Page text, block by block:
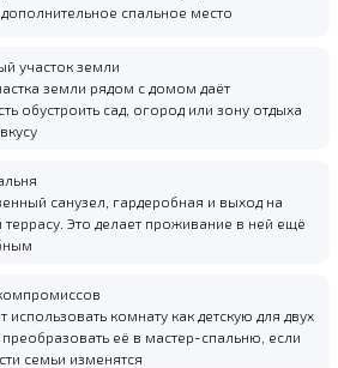
спальное место
участок земли
земли рядом с домом даёт
обустроить сад, огород или зону отдыха
санузел, гардеробная и выход на
террасу. Это делает проживание в ней ещё
использовать комнату как детскую для двух
преобразовать её в мастер-спальню, если
семьи изменятся